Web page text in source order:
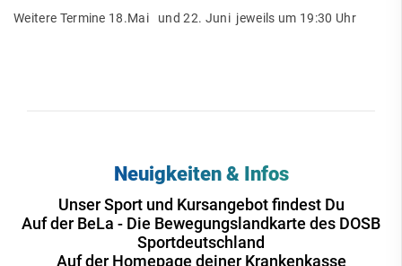
Weitere Termine 18.Mai und 22. Juni jeweils um 19:30 Uhr
Neuigkeiten & Infos
Unser Sport und Kursangebot findest Du
Auf der BeLa - Die Bewegungslandkarte des DOSB
Sportdeutschland
Auf der Homepage deiner Krankenkasse